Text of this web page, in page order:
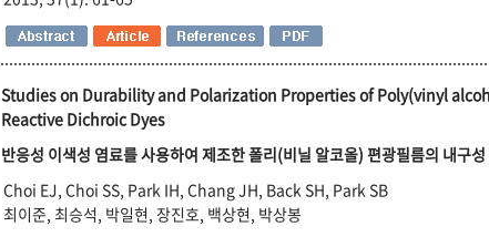
Studies on Durability and Polarization Properties of Poly(vinyl
Reactive Dichroic Dyes
반응성 이색성 염료를 사용하여 제조한 폴리(비닐 알코올) 편광필름의 내구
Choi EJ, Choi SS, Park IH, Chang JH, Back SH, Park SB
최이준, 최승석, 박일현, 장진호, 백상현, 박상봉